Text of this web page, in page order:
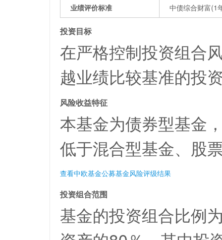
业绩评价标准 中债综合财富(1
投资目标
在严格控制投资组合
越业绩比较基准的投
风险收益特征
本基金为债券型基金
低于混合型基金、股
查看中欧基金公募基金风险评级结果
投资组合范围
基金的投资组合比例